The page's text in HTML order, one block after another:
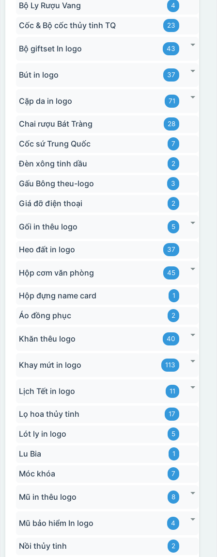
Bộ Ly Rượu Vang 4
Cốc & Bộ cốc thủy tinh TQ 23
Bộ giftset In logo 43
Bút in logo 37
Cặp da in logo 71
Chai rượu Bát Tràng 28
Cốc sứ Trung Quốc 7
Đèn xông tinh dầu 2
Gấu Bông theu-logo 3
Giá đỡ điện thoại 2
Gối in thêu logo 5
Heo đất in logo 37
Hộp cơm văn phòng 45
Hộp đựng name card 1
Áo đồng phục 2
Khăn thêu logo 40
Khay mứt in logo 113
Lịch Tết in logo 11
Lọ hoa thủy tinh 17
Lót ly in logo 5
Lu Bia 1
Móc khóa 7
Mũ in thêu logo 8
Mũ bảo hiểm In logo 4
Nồi thủy tinh 2